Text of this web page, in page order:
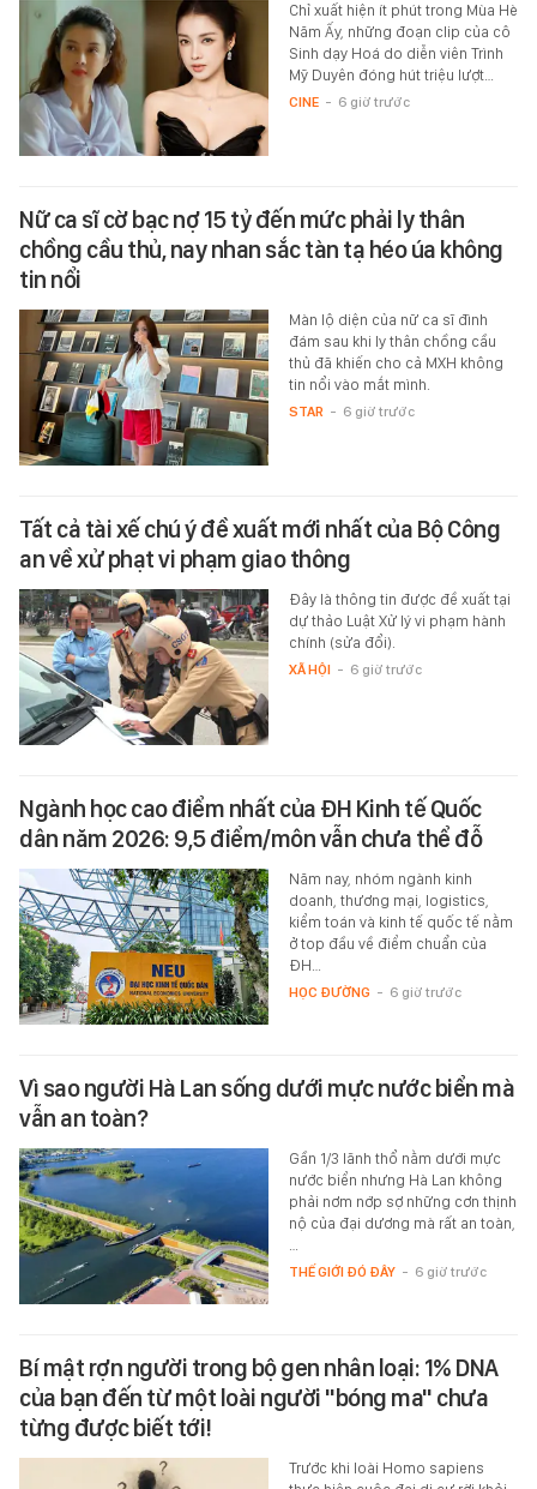
Chỉ xuất hiện ít phút trong Mùa Hè
Năm Ấy, những đoạn clip của cô
Sinh dạy Hoá do diễn viên Trình
Mỹ Duyên đóng hút triệu lượt…
CINE - 6 giờ trước
Nữ ca sĩ cờ bạc nợ 15 tỷ đến mức phải ly thân
chồng cầu thủ, nay nhan sắc tàn tạ héo úa không
tin nổi
Màn lộ diện của nữ ca sĩ đình
đám sau khi ly thân chồng cầu
thủ đã khiến cho cả MXH không
tin nổi vào mắt mình.
STAR - 6 giờ trước
Tất cả tài xế chú ý đề xuất mới nhất của Bộ Công
an về xử phạt vi phạm giao thông
Đây là thông tin được đề xuất tại
dự thảo Luật Xử lý vi phạm hành
chính (sửa đổi).
XÃ HỘI - 6 giờ trước
Ngành học cao điểm nhất của ĐH Kinh tế Quốc
dân năm 2026: 9,5 điểm/môn vẫn chưa thể đỗ
Năm nay, nhóm ngành kinh
doanh, thương mại, logistics,
kiểm toán và kinh tế quốc tế nằm
ở top đầu về điểm chuẩn của
ĐH…
HỌC ĐƯỜNG - 6 giờ trước
Vì sao người Hà Lan sống dưới mực nước biển mà
vẫn an toàn?
Gần 1/3 lãnh thổ nằm dưới mực
nước biển nhưng Hà Lan không
phải nơm nớp sợ những cơn thịnh
nộ của đại dương mà rất an toàn,
…
THẾ GIỚI ĐÓ ĐÂY - 6 giờ trước
Bí mật rợn người trong bộ gen nhân loại: 1% DNA
của bạn đến từ một loài người "bóng ma" chưa
từng được biết tới!
Trước khi loài Homo sapiens